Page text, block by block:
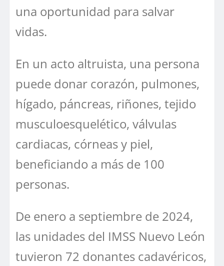
una oportunidad para salvar
vidas.
En un acto altruista, una persona
puede donar corazón, pulmones,
hígado, páncreas, riñones, tejido
musculoesquelético, válvulas
cardiacas, córneas y piel,
beneficiando a más de 100
personas.
De enero a septiembre de 2024,
las unidades del IMSS Nuevo León
tuvieron 72 donantes cadavéricos,